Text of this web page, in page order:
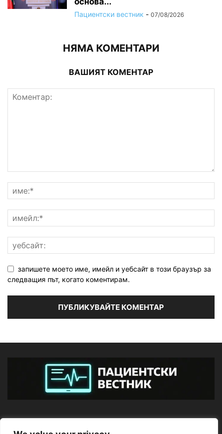
Пациентски вестник - 07/08/2026
НЯМА КОМЕНТАРИ
ВАШИЯТ КОМЕНТАР
запишете моето име, имейл и уебсайт в този браузър за
следващия път, когато коментирам.